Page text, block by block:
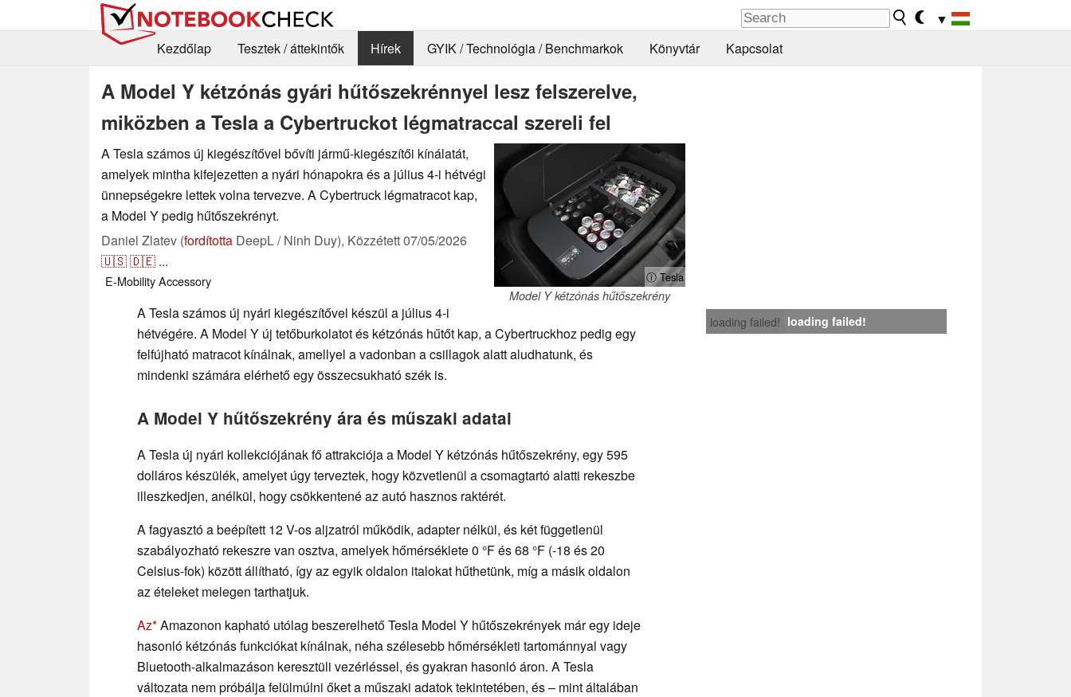
▼
Kezdőlap
Tesztek / áttekintők Hírek GYIK / Technológia / Benchmarkok Könyvtár Kapcsolat
A Model Y kétzónás gyári hűtőszekrénnyel lesz felszerelve,
miközben a Tesla a Cybertruckot légmatraccal szereli fel
ⓘ Tesla
Model Y kétzónás hűtőszekrény
A Tesla számos új kiegészítővel bővíti jármű-kiegészítői kínálatát,
amelyek mintha kifejezetten a nyári hónapokra és a július 4-i hétvégi
ünnepségekre lettek volna tervezve. A Cybertruck légmatracot kap,
a Model Y pedig hűtőszekrényt.
Daniel Zlatev (fordította DeepL / Ninh Duy), Közzétett07/05/2026
🇺🇸🇩🇪 ...
E-MobilityAccessory
loading failed! loading failed!
A Tesla számos új nyári kiegészítővel készül a július 4-i
hétvégére. A Model Y új tetőburkolatot és kétzónás hűtőt kap, a Cybertruckhoz pedig egy
felfújható matracot kínálnak, amellyel a vadonban a csillagok alatt aludhatunk, és
mindenki számára elérhető egy összecsukható szék is.
A Model Y hűtőszekrény ára és műszaki adatai
A Tesla új nyári kollekciójának fő attrakciója a Model Y kétzónás hűtőszekrény, egy 595
dolláros készülék, amelyet úgy terveztek, hogy közvetlenül a csomagtartó alatti rekeszbe
illeszkedjen, anélkül, hogy csökkentené az autó hasznos raktérét.
A fagyasztó a beépített 12 V-os aljzatról működik, adapter nélkül, és két függetlenül
szabályozható rekeszre van osztva, amelyek hőmérséklete 0 °F és 68 °F (-18 és 20
Celsius-fok) között állítható, így az egyik oldalon italokat hűthetünk, míg a másik oldalon
az ételeket melegen tarthatjuk.
Az Amazonon kapható utólag beszerelhető Tesla Model Y hűtőszekrények már egy ideje
hasonló kétzónás funkciókat kínálnak, néha szélesebb hőmérsékleti tartománnyal vagy
Bluetooth-alkalmazáson keresztüli vezérléssel, és gyakran hasonló áron. A Tesla
változata nem próbálja felülmúlni őket a műszaki adatok tekintetében, és – mint általában